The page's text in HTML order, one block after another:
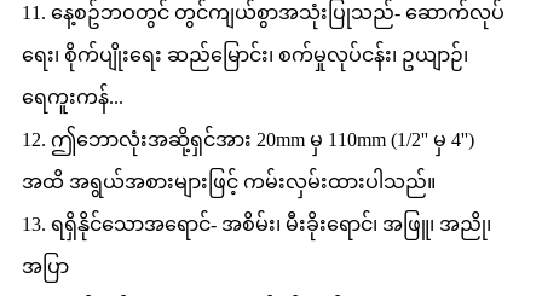
11. နေ့စဥ်ဘဝတွင် တွင်ကျယ်စွာအသုံးပြုသည်- ဆောက်လုပ်
ရေး၊ စိုက်ပျိုးရေး ဆည်မြောင်း၊ စက်မှုလုပ်ငန်း၊ ဥယျာဉ်၊
ရေကူးကန်...
12. ဤဘောလုံးအဆို့ရှင်အား 20mm မှ 110mm (1/2'' မှ 4'')
အထိ အရွယ်အစားများဖြင့် ကမ်းလှမ်းထားပါသည်။
13. ရရှိနိုင်သောအရောင်- အစိမ်း၊ မီးခိုးရောင်၊ အဖြူ၊ အညို၊
အပြာ